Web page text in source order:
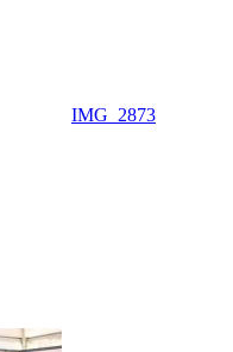
IMG_2873